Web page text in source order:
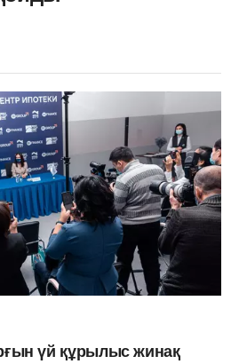
үй құрылыс жинақ